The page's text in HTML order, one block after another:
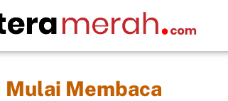
Membaca